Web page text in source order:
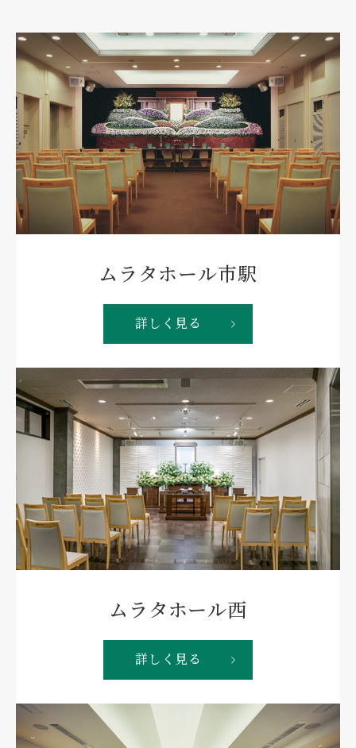
71,500円
美装・着付
（整髪・顔剃・爪切・死化
粧・着付）
11,000円
サヤ小柄
生花スタンド
33,000円
（16,500円×2基）
式場使用料
（ムラタホール西）
82,500円
接待・交通警備員
33,000円
接待 1人、警備 1人
寝台自動車料金
25,300円
移動距離、時間による
霊柩自動車料金
55,000円
御会葬礼状
1,100円
品
ムラタホール市駅
詳しく見る
ムラタホール西
詳しく見る